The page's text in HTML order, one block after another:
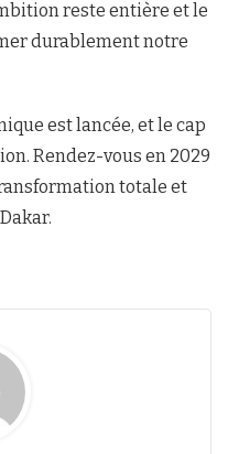
reste entière et le
durablement notre
est lancée, et le cap
Rendez-vous en 2029
totale et